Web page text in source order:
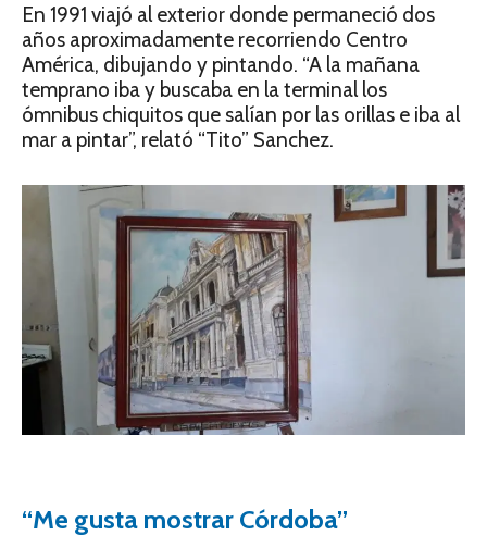
En 1991 viajó al exterior donde permaneció dos
años aproximadamente recorriendo Centro
América, dibujando y pintando. “A la mañana
temprano iba y buscaba en la terminal los
ómnibus chiquitos que salían por las orillas e iba al
mar a pintar”, relató “Tito” Sanchez.
“Me gusta mostrar Córdoba”